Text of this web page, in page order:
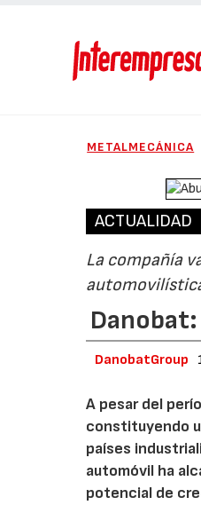
METALMECÁNICA
ACTUALIDAD
La compañía
DanobatGroup
A pesar del
constituyendo
países
automóvil ha
potencial de